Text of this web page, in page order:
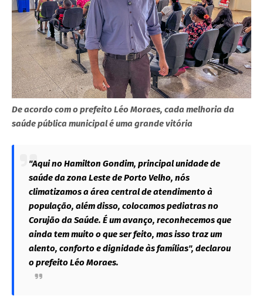
De acordo com o prefeito Léo Moraes, cada melhoria da
saúde pública municipal é uma grande vitória
"Aqui no Hamilton Gondim, principal unidade de
saúde da zona Leste de Porto Velho, nós
climatizamos a área central de atendimento à
população, além disso, colocamos pediatras no
Corujão da Saúde. É um avanço, reconhecemos que
ainda tem muito o que ser feito, mas isso traz um
alento, conforto e dignidade às famílias", declarou
o prefeito Léo Moraes.